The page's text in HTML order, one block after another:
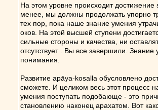
На этом уровне происходит
менее, мы должны продолжать упорно
тех пор, пока наше знание умения
оков. На этой высшей ступени
сильные стороны и качества, ни
отсутствует . Вы все завершили.
понимания.
Развитие apāya-kosalla обусловлено
сможете. И целиком весь этот процесс
умения поступать подобающе - это
становлению наконец арахатом. Вот